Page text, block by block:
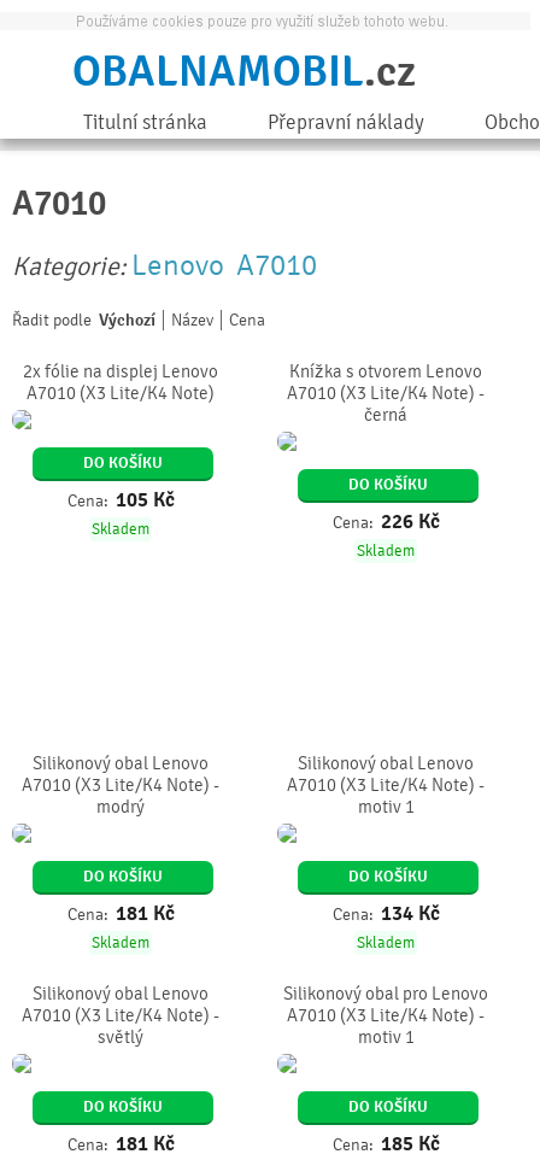
OBALNAMOBIL.cz
Titulní stránka Přepravní náklady
A7010
Kategorie: Lenovo A7010
Řadit podle Výchozí Název Cena
2x fólie na displej Lenovo
A7010 (X3 Lite/K4 Note)
DO KOŠÍKU
Cena: 105 Kč
Skladem
Knížka s otvorem Lenovo
A7010 (X3 Lite/K4 Note) -
černá
DO KOŠÍKU
Cena: 226 Kč
Skladem
Silikonový obal Lenovo
A7010 (X3 Lite/K4 Note) -
modrý
DO KOŠÍKU
Cena: 181 Kč
Skladem
Silikonový obal Lenovo
A7010 (X3 Lite/K4 Note) -
motiv 1
DO KOŠÍKU
Cena: 134 Kč
Skladem
Silikonový obal Lenovo
A7010 (X3 Lite/K4 Note) -
světlý
DO KOŠÍKU
Cena: 181 Kč
Silikonový obal pro Lenovo
A7010 (X3 Lite/K4 Note) -
motiv 1
DO KOŠÍKU
Cena: 185 Kč